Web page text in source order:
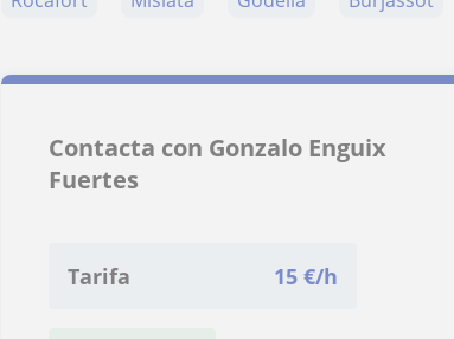
Contacta con Gonzalo Enguix
Fuertes
Tarifa 15 €/h